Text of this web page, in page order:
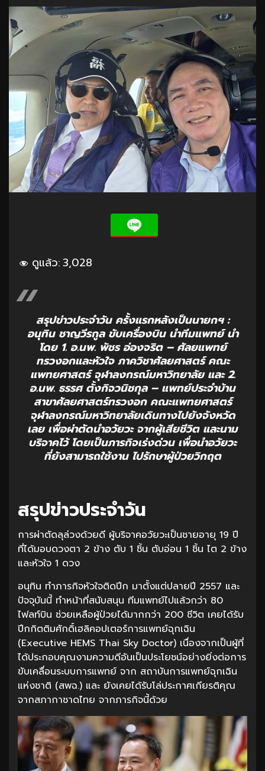
ดูแล้ว:3,028
สรุปข่าวประจำวัน ครั้งแรกหลังเป็นนายกฯ :
อนุทิน ชาญวีรกูล ขับเครื่องบิน นำทีมแพทย์ นำ
โดย 1. อ.นพ. พัชร อ่องจริต – ศัลยแพทย์
ทรวงอกและหัวใจ ภาควิชาศัลยศาสตร์ คณะ
แพทยศาสตร์ จุฬาลงกรณ์มหาวิทยาลัย และ 2.
อ.นพ. ธรรศ ตั้งกิจวนิชกุล – แพทย์ประจำบ้าน
สาขาศัลยศาสตร์ทรวงอก คณะแพทยศาสตร์
จุฬาลงกรณ์มหาวิทยาลัยเดินทางไปยังจังหวัด
เลย เพื่อผ่าตัดนำอวัยวะ จากผู้เสียชีวิต และนาม
บริจาคไว้ โดยเป็นภารกิจเร่งด่วน เพื่อนำอวัยวะ
ที่ยังสามารถใช้งาน ไปรักษาผู้ป่วยวิกฤต
สรุปข่าวประจำวัน
การผ่าตัดลุล่วงด้วยดี ผู้บริจาคอวัยวะเป็นชายอายุ 19 ปี
ที่ได้มอบดวงตา 2 ข้าง ตับ 1 ชิ้น ตับอ่อน 1 ชิ้น ไต 2 ข้าง
และหัวใจ 1 ดวง
อนุทิน ทำภารกิจหัวใจติดปีก มาตั้งแต่ปลายปี 2557 และ
ปัจจุบันนี้ ทำหน้าที่สนับสนุน ทีมแพทย์ไปแล้วกว่า 80
ไฟลท์บิน ช่วยเหลือผู้ป่วยได้มากกว่า 200 ชีวิต เคยได้รับ
ปีกกิตติมศักดิ์เฮลิคอปเตอร์การแพทย์ฉุกเฉิน
(Executive HEMS Thai Sky Doctor) เนื่องจากเป็นผู้ที่
ได้ประกอบคุณงามความดีอันเป็นประโยชน์อย่างยิ่งต่อการ
ขับเคลื่อนระบบการแพทย์ จาก สถาบันการแพทย์ฉุกเฉิน
แห่งชาติ (สพฉ.) และ ยังเคยได้รับโล่ประกาศเกียรติคุณ
จากสภากาชาดไทย จากภารกิจนี้ด้วย